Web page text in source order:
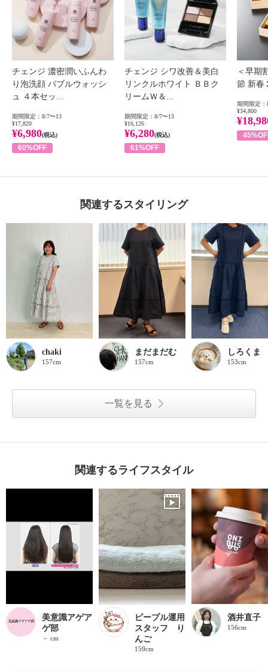
チェンジ 濃密潤いふんわ
り泡洗顔 バブルウォッシ
ュ ４本セッ...
期間限定：8/7〜13
¥17,820
¥6,980(税込)
60%OFF
チェンジ シワ改善＆美白
リンクルホワイト ＢＢク
リームＷ＆...
期間限定：8/7〜13
¥16,126
¥6,280(税込)
61%OFF
＜早期
節 新春
期間限定：
¥34,800
関連するスタイリング
chaki
157cm
まだまだむ
157cm
しろくま
153cm
一覧を見る
関連するライフスタイル
美意識アゲア
ゲ部
－ cm
ピープル運用
スタッフ り
んご
159cm
酒井直子
156cm